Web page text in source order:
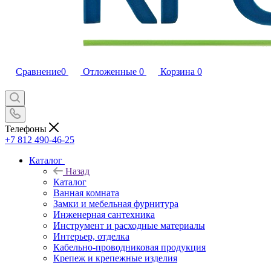
Сравнение0 Отложенные 0 Корзина 0
Телефоны
+7 812 490-46-25
Каталог
Назад
Каталог
Ванная комната
Замки и мебельная фурнитура
Инженерная сантехника
Инструмент и расходные материалы
Интерьер, отделка
Кабельно-проводниковая продукция
Крепеж и крепежные изделия